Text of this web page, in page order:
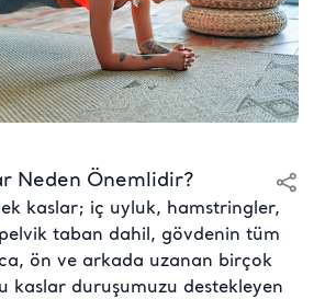
Neden Önemlidir?
kaslar; iç uyluk, hamstringler,
taban dahil, gövdenin tüm
ön ve arkada uzanan birçok
kaslar duruşumuzu destekleyen